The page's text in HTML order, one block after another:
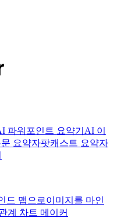
파워포인트 요약기 AI 이
요약자팟캐스트 요약자
드 맵으로이미지를 마인
계 차트 메이커